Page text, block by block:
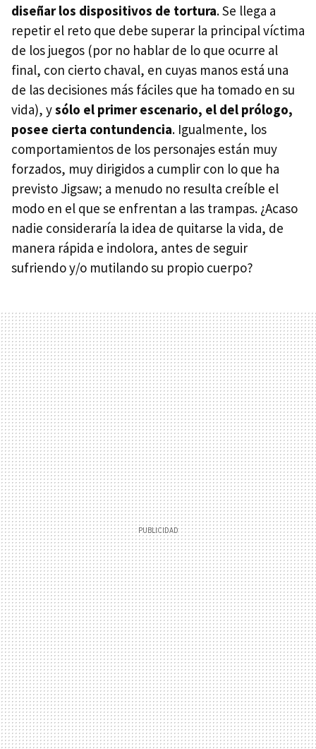
diseñar los dispositivos de tortura. Se llega a
repetir el reto que debe superar la principal víctima
de los juegos (por no hablar de lo que ocurre al
final, con cierto chaval, en cuyas manos está una
de las decisiones más fáciles que ha tomado en su
vida), ysólo el primer escenario, el del prólogo,
posee cierta contundencia. Igualmente, los
comportamientos de los personajes están muy
forzados, muy dirigidos a cumplir con lo que ha
previsto Jigsaw; a menudo no resulta creíble el
modo en el que se enfrentan a las trampas. ¿Acaso
nadie consideraría la idea de quitarse la vida, de
manera rápida e indolora, antes de seguir
sufriendo y/o mutilando su propio cuerpo?